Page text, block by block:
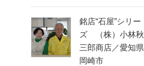
銘店“石屋”シリー
ズ （株）小林秋
三郎商店／愛知県
岡崎市